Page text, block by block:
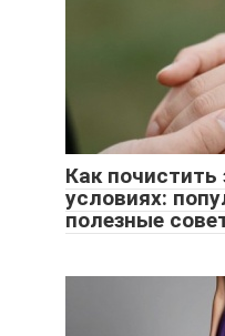
Как
условиях:
полезные